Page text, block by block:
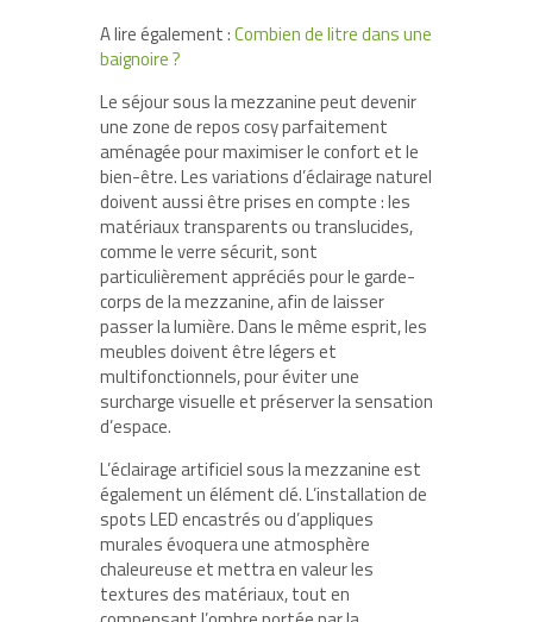
A lire également :Combien de litre dans une
baignoire ?
Le séjour sous la mezzanine peut devenir
une zone de repos cosy parfaitement
aménagée pour maximiser le confort et le
bien-être. Les variations d’éclairage naturel
doivent aussi être prises en compte : les
matériaux transparents ou translucides,
comme le verre sécurit, sont
particulièrement appréciés pour le garde-
corps de la mezzanine, afin de laisser
passer la lumière. Dans le même esprit, les
meubles doivent être légers et
multifonctionnels, pour éviter une
surcharge visuelle et préserver la sensation
d’espace.
L’éclairage artificiel sous la mezzanine est
également un élément clé. L’installation de
spots LED encastrés ou d’appliques
murales évoquera une atmosphère
chaleureuse et mettra en valeur les
textures des matériaux, tout en